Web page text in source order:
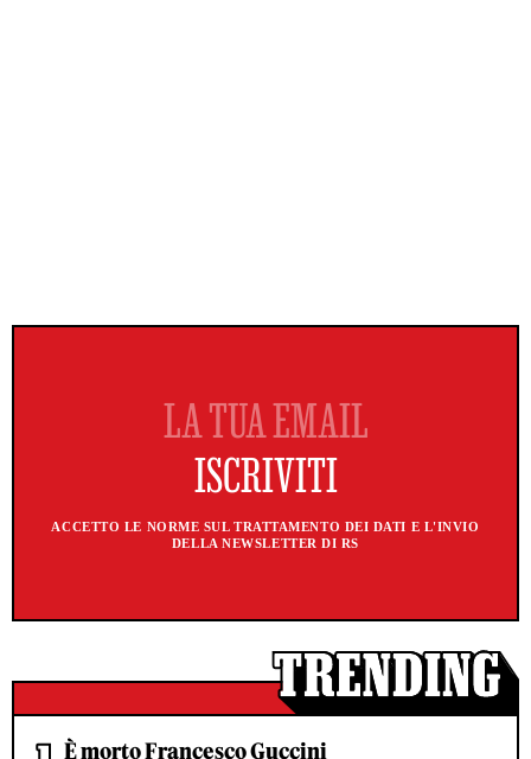
ACCETTO LE NORME SUL TRATTAMENTO DEI DATI E L'INVIO
DELLA NEWSLETTER DI RS
È morto Francesco Guccini